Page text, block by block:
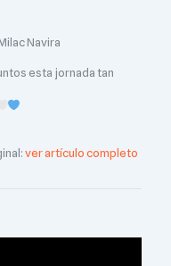
Navira
esta jornada tan
ver artículo completo